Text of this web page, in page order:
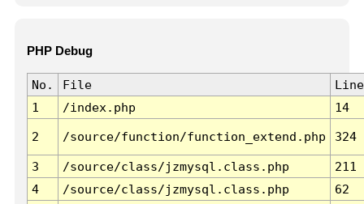
PHP Debug
No. File
Line
1
/index.php 14
2 /source/function/function_extend.php 324
3 /source/class/jzmysql.class.php
211
4
/source/class/jzmysql.class.php
62